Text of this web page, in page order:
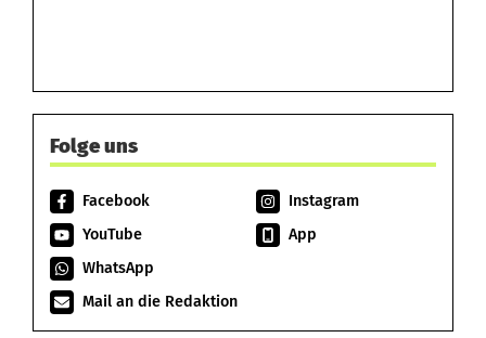
Folge uns
Facebook
Instagram
YouTube
App
WhatsApp
Mail an die Redaktion